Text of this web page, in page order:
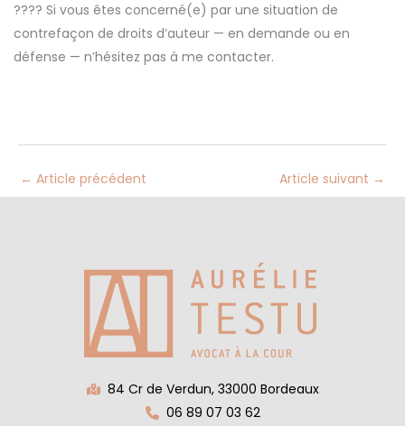
???? Si vous êtes concerné(e) par une situation de
contrefaçon de droits d’auteur — en demande ou en
défense — n’hésitez pas à me contacter.
← Article précédent Article suivant →
84 Cr de Verdun, 33000 Bordeaux
06 89 07 03 62